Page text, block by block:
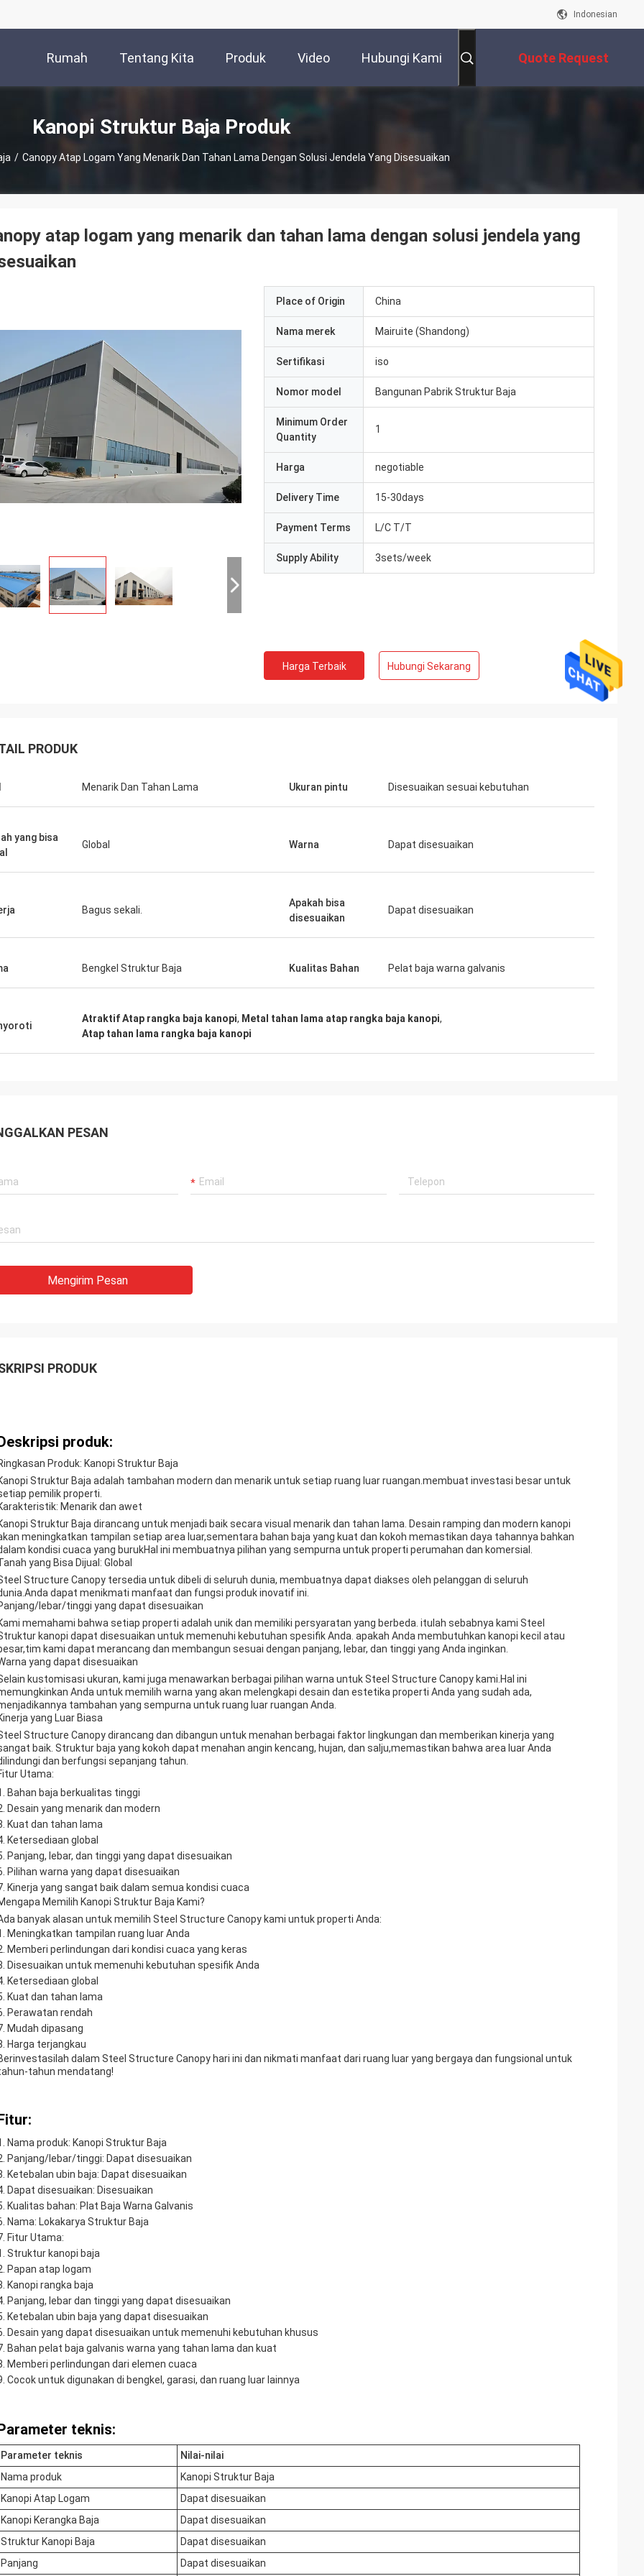
Indonesian
Rumah Tentang Kita Produk Video Hubungi Kami Quote Request
Kanopi Struktur Baja Produk
/ Canopy Atap Logam Yang Menarik Dan Tahan Lama Dengan Solusi Jendela Yang Disesuaikan
atap logam yang menarik dan tahan lama dengan solusi jendela yang
Place of Origin China
Nama merek Mairuite (Shandong)
Sertifikasi iso
Nomor model Bangunan Pabrik Struktur Baja
Minimum Order
Quantity
1
Harga negotiable
Delivery Time 15-30days
Payment Terms L/C T/T
Supply Ability 3sets/week
Harga Terbaik Hubungi Sekarang
PRODUK
Menarik Dan Tahan Lama Ukuran pintu Disesuaikan sesuai kebutuhan
yang bisa
Global Warna Dapat disesuaikan
Bagus sekali.
Apakah bisa
disesuaikan
Dapat disesuaikan
Bengkel Struktur Baja Kualitas Bahan Pelat baja warna galvanis
Atraktif Atap rangka baja kanopi, Metal tahan lama atap rangka baja kanopi,
Atap tahan lama rangka baja kanopi
PESAN
Mengirim Pesan
PRODUK
produk:
Produk: Kanopi Struktur Baja
Struktur Baja adalah tambahan modern dan menarik untuk setiap ruang luar ruangan.membuat investasi besar untuk
pemilik properti.
Menarik dan awet
Struktur Baja dirancang untuk menjadi baik secara visual menarik dan tahan lama. Desain ramping dan modern kanopi
meningkatkan tampilan setiap area luar,sementara bahan baja yang kuat dan kokoh memastikan daya tahannya bahkan
kondisi cuaca yang burukHal ini membuatnya pilihan yang sempurna untuk properti perumahan dan komersial.
yang Bisa Dijual: Global
Structure Canopy tersedia untuk dibeli di seluruh dunia, membuatnya dapat diakses oleh pelanggan di seluruh
dapat menikmati manfaat dan fungsi produk inovatif ini.
lebar/tinggi yang dapat disesuaikan
memahami bahwa setiap properti adalah unik dan memiliki persyaratan yang berbeda. itulah sebabnya kami Steel
kanopi dapat disesuaikan untuk memenuhi kebutuhan spesifik Anda. apakah Anda membutuhkan kanopi kecil atau
kami dapat merancang dan membangun sesuai dengan panjang, lebar, dan tinggi yang Anda inginkan.
yang dapat disesuaikan
kustomisasi ukuran, kami juga menawarkan berbagai pilihan warna untuk Steel Structure Canopy kami.Hal ini
Anda untuk memilih warna yang akan melengkapi desain dan estetika properti Anda yang sudah ada,
tambahan yang sempurna untuk ruang luar ruangan Anda.
yang Luar Biasa
Structure Canopy dirancang dan dibangun untuk menahan berbagai faktor lingkungan dan memberikan kinerja yang
baik. Struktur baja yang kokoh dapat menahan angin kencang, hujan, dan salju,memastikan bahwa area luar Anda
dan berfungsi sepanjang tahun.
Utama:
Bahan baja berkualitas tinggi
Desain yang menarik dan modern
Kuat dan tahan lama
Ketersediaan global
Panjang, lebar, dan tinggi yang dapat disesuaikan
Pilihan warna yang dapat disesuaikan
Kinerja yang sangat baik dalam semua kondisi cuaca
Memilih Kanopi Struktur Baja Kami?
banyak alasan untuk memilih Steel Structure Canopy kami untuk properti Anda:
Meningkatkan tampilan ruang luar Anda
Memberi perlindungan dari kondisi cuaca yang keras
Disesuaikan untuk memenuhi kebutuhan spesifik Anda
Ketersediaan global
Kuat dan tahan lama
Perawatan rendah
Mudah dipasang
Harga terjangkau
dalam Steel Structure Canopy hari ini dan nikmati manfaat dari ruang luar yang bergaya dan fungsional untuk
tahun mendatang!
Nama produk: Kanopi Struktur Baja
Panjang/lebar/tinggi: Dapat disesuaikan
Ketebalan ubin baja: Dapat disesuaikan
Dapat disesuaikan: Disesuaikan
Kualitas bahan: Plat Baja Warna Galvanis
Nama: Lokakarya Struktur Baja
Fitur Utama:
Struktur kanopi baja
Papan atap logam
Kanopi rangka baja
Panjang, lebar dan tinggi yang dapat disesuaikan
Ketebalan ubin baja yang dapat disesuaikan
Desain yang dapat disesuaikan untuk memenuhi kebutuhan khusus
Bahan pelat baja galvanis warna yang tahan lama dan kuat
Memberi perlindungan dari elemen cuaca
Cocok untuk digunakan di bengkel, garasi, dan ruang luar lainnya
teknis:
Parameter teknis
Nilai-nilai
Nama produk
Kanopi Struktur Baja
Kanopi Atap Logam
Dapat disesuaikan
Kanopi Kerangka Baja
Dapat disesuaikan
Struktur Kanopi Baja
Dapat disesuaikan
Panjang
Dapat disesuaikan